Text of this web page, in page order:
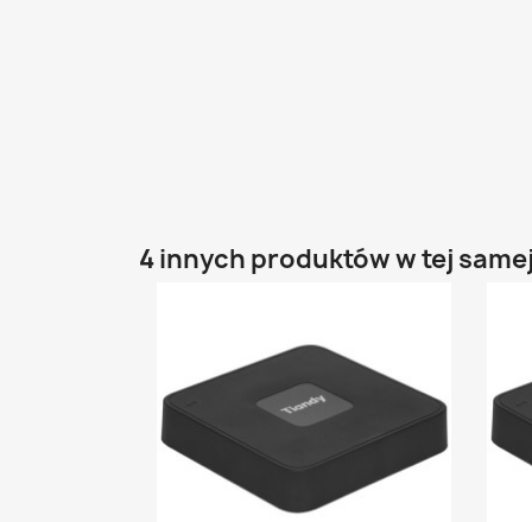
4 innych produktów w tej